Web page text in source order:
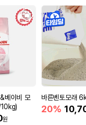
베이비 모
원
바른벤토모래
20%